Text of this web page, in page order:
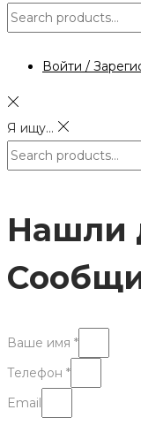
Search
Войти /
Я ищу...
Search
Нашли
Ваше имя *
Телефон *
Email